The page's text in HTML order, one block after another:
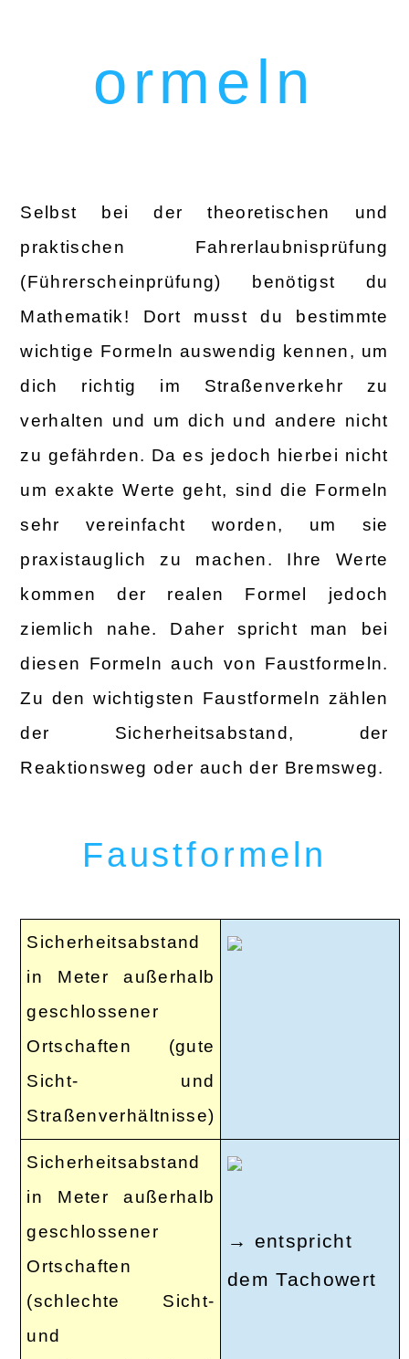
ormeln
Selbst bei der theoretischen und
praktischen Fahrerlaubnisprüfung
(Führerscheinprüfung) benötigst du
Mathematik! Dort musst du bestimmte
wichtige Formeln auswendig kennen, um
dich richtig im Straßenverkehr zu
verhalten und um dich und andere nicht
zu gefährden. Da es jedoch hierbei nicht
um exakte Werte geht, sind die Formeln
sehr vereinfacht worden, um sie
praxistauglich zu machen. Ihre Werte
kommen der realen Formel jedoch
ziemlich nahe. Daher spricht man bei
diesen Formeln auch von Faustformeln.
Zu den wichtigsten Faustformeln zählen
der Sicherheitsabstand, der
Reaktionsweg oder auch der Bremsweg.
Faustformeln
Sicherheitsabstand
in Meter außerhalb
geschlossener
Ortschaften (gute
Sicht- und
Straßenverhältnisse)
Sicherheitsabstand
in Meter außerhalb
geschlossener
Ortschaften
(schlechte Sicht-
und
→ entspricht
dem Tachowert